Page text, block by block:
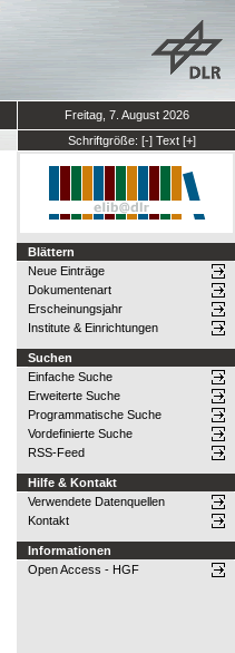
Freitag, 7. August 2026
Schriftgröße: [-] Text [+]
Blättern
Neue Einträge
Dokumentenart
Erscheinungsjahr
Institute & Einrichtungen
Suchen
Einfache Suche
Erweiterte Suche
Programmatische Suche
Vordefinierte Suche
RSS-Feed
Hilfe & Kontakt
Verwendete Datenquellen
Kontakt
Informationen
Open Access - HGF